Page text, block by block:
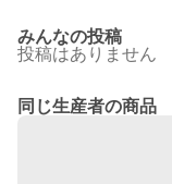
みんなの投稿
投稿はありません
同じ生産者の商品